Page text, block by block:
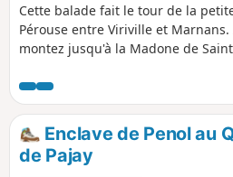
Cette balade fait le tour de la
Pérouse entre Viriville et Marnans.
montez jusqu'à la Madone de
Enclave de Penol au
de Pajay